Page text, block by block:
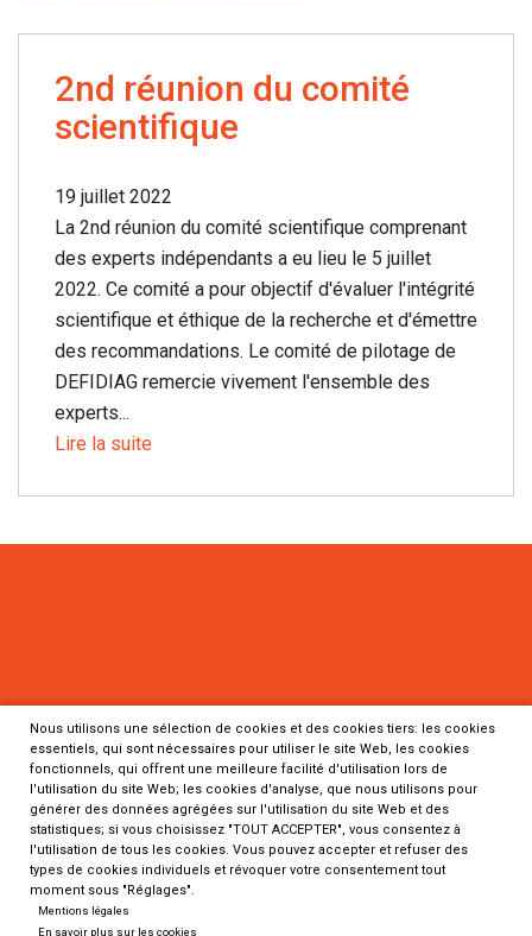
2nd réunion du comité
scientifique
19 juillet 2022
La 2nd réunion du comité scientifique comprenant
des experts indépendants a eu lieu le 5 juillet
2022. Ce comité a pour objectif d'évaluer l'intégrité
scientifique et éthique de la recherche et d'émettre
des recommandations. Le comité de pilotage de
DEFIDIAG remercie vivement l'ensemble des
experts...
Lire la suite
Programme Defidiag
Inserm
Pôle Recherche clinique
8, rue de la Croix-Jarry
Nous utilisons une sélection de cookies et des cookies tiers: les cookies
essentiels, qui sont nécessaires pour utiliser le site Web, les cookies
fonctionnels, qui offrent une meilleure facilité d'utilisation lors de
l'utilisation du site Web; les cookies d'analyse, que nous utilisons pour
générer des données agrégées sur l'utilisation du site Web et des
statistiques; si vous choisissez "TOUT ACCEPTER", vous consentez à
l'utilisation de tous les cookies. Vous pouvez accepter et refuser des
types de cookies individuels et révoquer votre consentement tout
moment sous "Réglages".
Mentions légales
En savoir plus sur les cookies